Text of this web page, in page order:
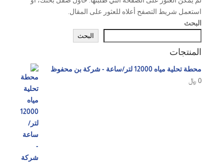
استعمل شريط التصفح أعلاه للعثور على المقال.
البحث
البحث
المنتجات
محطة تحلية مياه 12000 لتر/ساعة - شركة بن محفوظ
0 ﷼